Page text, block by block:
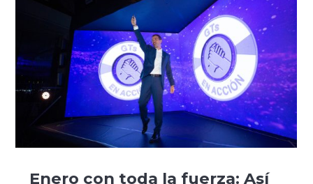
Enero con toda la fuerza: Así